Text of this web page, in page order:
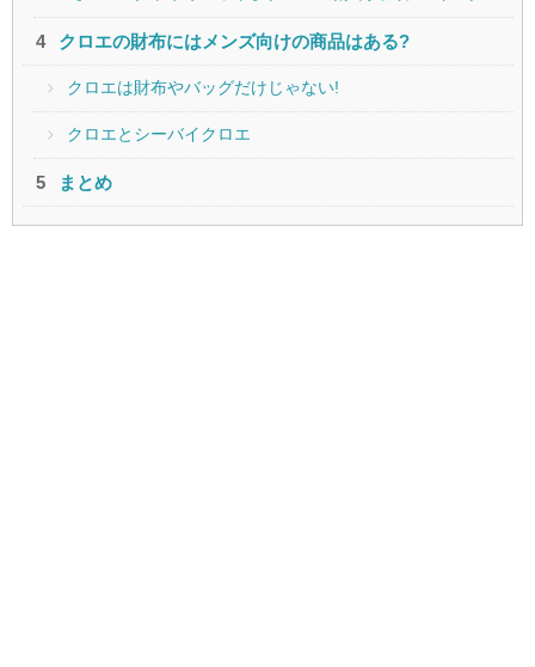
クロエの財布にはメンズ向けの商品はある?
クロエは財布やバッグだけじゃない!
クロエとシーバイクロエ
まとめ